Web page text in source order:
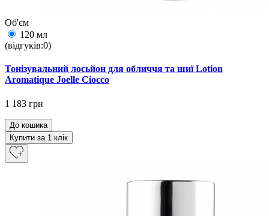
Об'єм
120 мл
(відгуків:0)
Тонізувальний лосьйон для обличчя та шиї Lotion
Aromatique Joelle Ciocco
1 183 грн
До кошика
Купити за 1 клiк